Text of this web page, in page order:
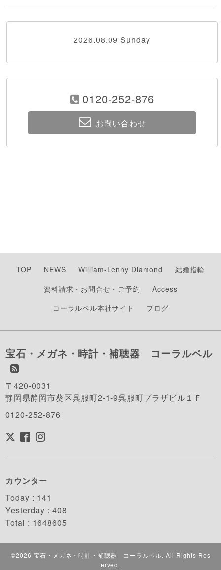
2026.08.09 Sunday
0120-252-876
お問い合わせ
TOP NEWS William-Lenny Diamond
結婚指輪
資料請求・お問合せ・ご予約
Access
コーラルベル本社サイト
ブログ
宝石・メガネ・時計・補聴器 コーラルベル
〒420-0031
静岡県静岡市葵区呉服町2-1-9呉服町プラザビル１Ｆ
0120-252-876
カウンター
Today : 141
Yesterday :408
Total : 1648605
©2026 宝石・メガネ・時計・補聴器 コーラルベル. All Rights Res
erved.